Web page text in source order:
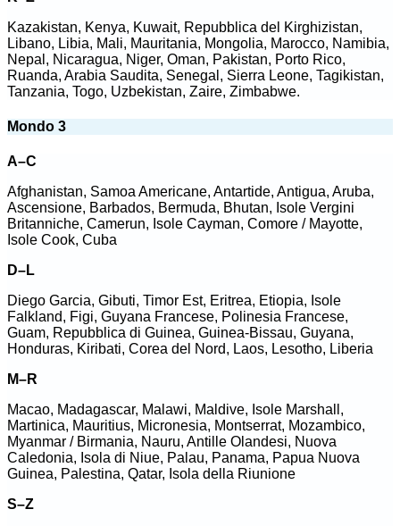
Kazakistan, Kenya, Kuwait, Repubblica del Kirghizistan,
Libano, Libia, Mali, Mauritania, Mongolia, Marocco, Namibia,
Nepal, Nicaragua, Niger, Oman, Pakistan, Porto Rico,
Ruanda, Arabia Saudita, Senegal, Sierra Leone, Tagikistan,
Tanzania, Togo, Uzbekistan, Zaire, Zimbabwe.
Mondo 3
A–C
Afghanistan, Samoa Americane, Antartide, Antigua, Aruba,
Ascensione, Barbados, Bermuda, Bhutan, Isole Vergini
Britanniche, Camerun, Isole Cayman, Comore / Mayotte,
Isole Cook, Cuba
D–L
Diego Garcia, Gibuti, Timor Est, Eritrea, Etiopia, Isole
Falkland, Figi, Guyana Francese, Polinesia Francese,
Guam, Repubblica di Guinea, Guinea-Bissau, Guyana,
Honduras, Kiribati, Corea del Nord, Laos, Lesotho, Liberia
M–R
Macao, Madagascar, Malawi, Maldive, Isole Marshall,
Martinica, Mauritius, Micronesia, Montserrat, Mozambico,
Myanmar / Birmania, Nauru, Antille Olandesi, Nuova
Caledonia, Isola di Niue, Palau, Panama, Papua Nuova
Guinea, Palestina, Qatar, Isola della Riunione
S–Z